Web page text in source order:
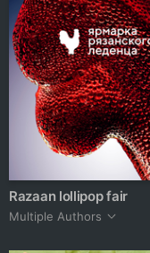
Razaan lollipop fair
Multiple Authors